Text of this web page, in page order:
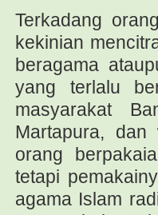
Terkadang
kekinian
beragama
yang terlalu
masyarakat
Martapura,
orang
tetapi
agama Islam